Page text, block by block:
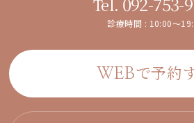
Tel.
診療時間 : 10:00～
WEBで予約